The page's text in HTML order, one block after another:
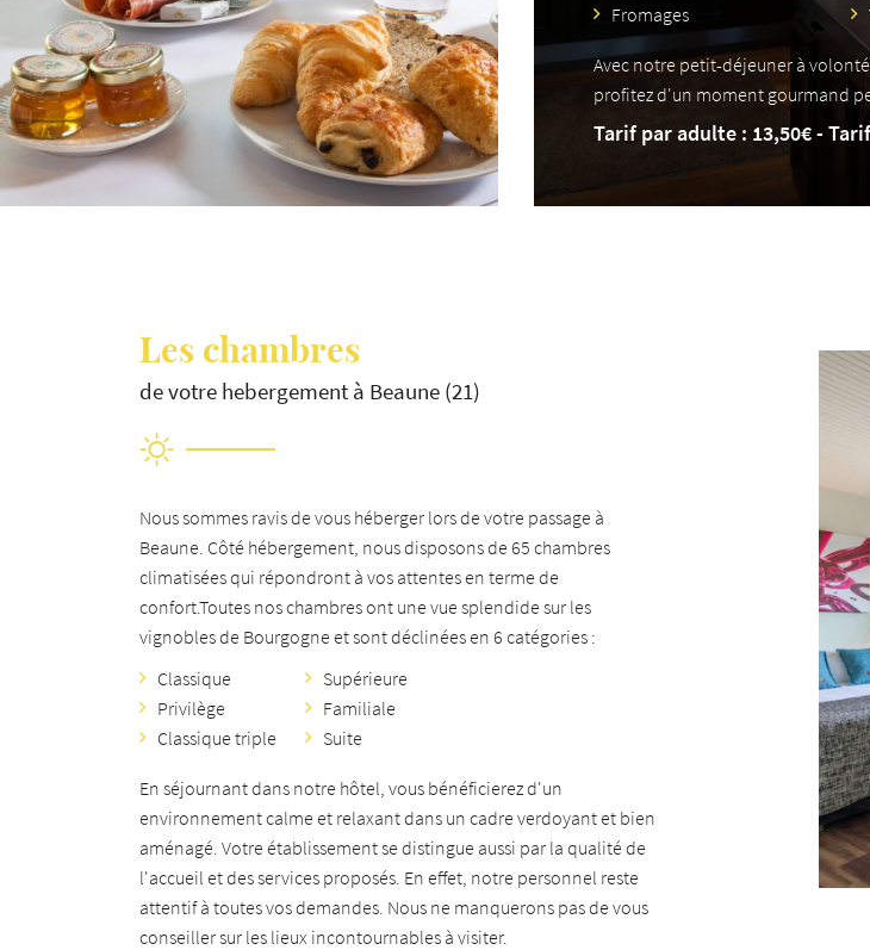
Fromages
Avec notre petit-déjeuner à
profitez d'un moment gourmand
Tarif par adulte : 13,50€ -
Les chambres
de votre hebergement à Beaune (21)
Nous sommes ravis de vous héberger lors de votre passage à
Beaune. Côté hébergement, nous disposons de 65 chambres
climatisées qui répondront à vos attentes en terme de
confort.Toutes nos chambres ont une vue splendide sur les
vignobles de Bourgogne et sont déclinées en 6 catégories :
Classique
Supérieure
Privilège
Familiale
Classique triple
Suite
En séjournant dans notre hôtel, vous bénéficierez d'un
environnement calme et relaxant dans un cadre verdoyant et bien
aménagé. Votre établissement se distingue aussi par la qualité de
l'accueil et des services proposés. En effet, notre personnel reste
attentif à toutes vos demandes. Nous ne manquerons pas de vous
conseiller sur les lieux incontournables à visiter.